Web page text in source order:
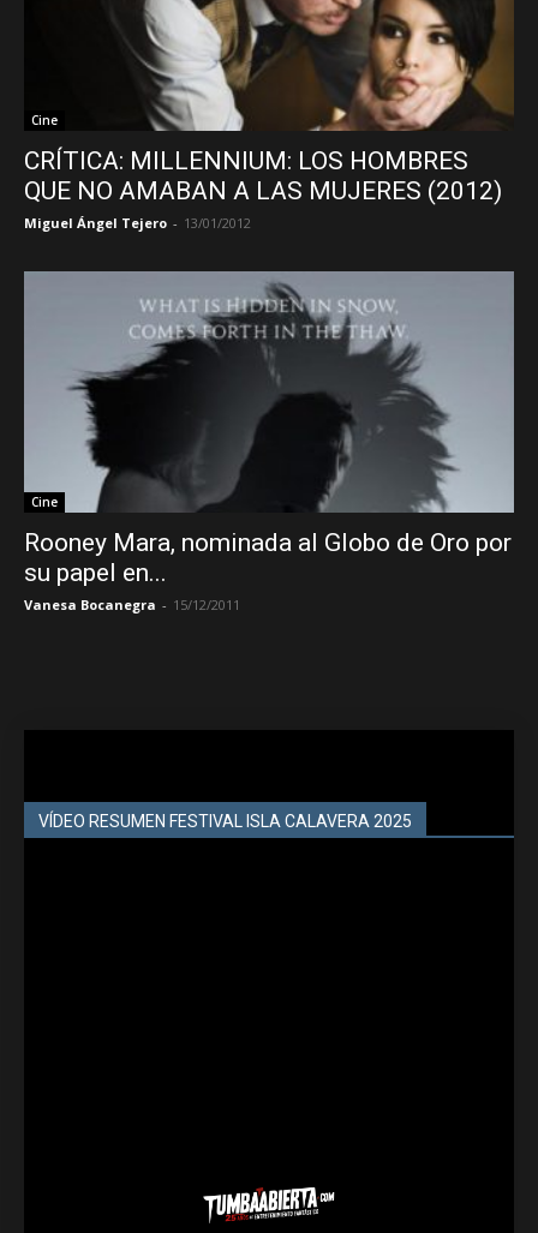
Cine
CRÍTICA: MILLENNIUM: LOS HOMBRES
QUE NO AMABAN A LAS MUJERES (2012)
Miguel Ángel Tejero - 13/01/2012
Cine
Rooney Mara, nominada al Globo de Oro por
su papel en...
Vanesa Bocanegra - 15/12/2011
VÍDEO RESUMEN FESTIVAL ISLA CALAVERA 2025